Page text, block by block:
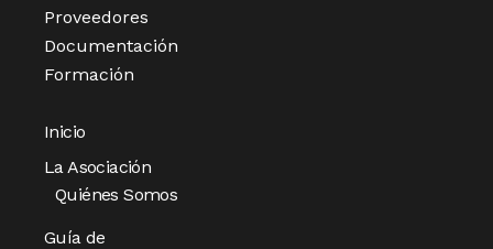
Proveedores
Documentación
Formación
Inicio
La Asociación
Quiénes Somos
Guía de